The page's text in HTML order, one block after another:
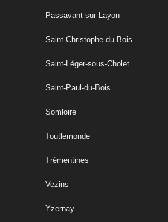
Passavant-sur-Layon
Saint-Christophe-du-Bois
Saint-Léger-sous-Cholet
Saint-Paul-du-Bois
Somloire
Toutlemonde
Trémentines
Vezins
Yzernay